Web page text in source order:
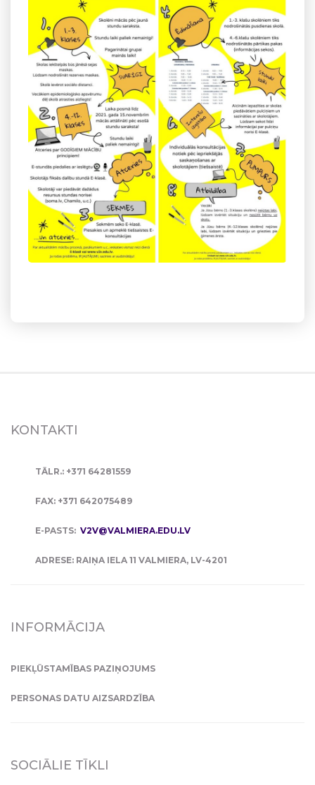
KONTAKTI
TĀLR.: +371 64281559
FAX: +371 642075489
E-PASTS: V2V@VALMIERA.EDU.LV
ADRESE: RAIŅA IELA 11 VALMIERA, LV-4201
INFORMĀCIJA
PIEKĻŪSTAMĪBAS PAZIŅOJUMS
PERSONAS DATU AIZSARDZĪBA
SOCIĀLIE TĪKLI